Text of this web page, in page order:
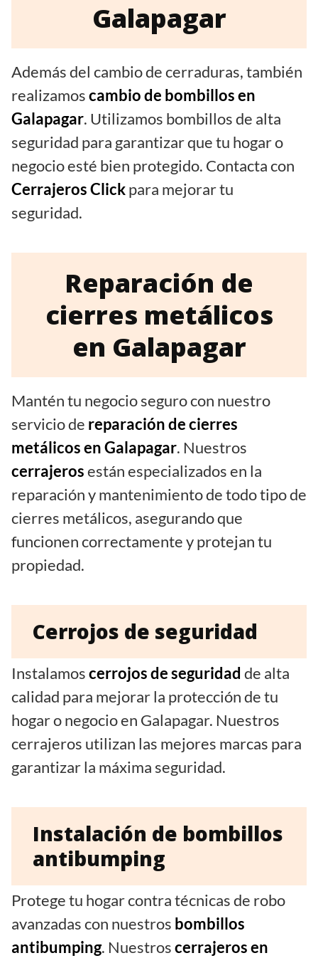
Galapagar
Además del cambio de cerraduras, también
realizamoscambio de bombillos en
Galapagar. Utilizamos bombillos de alta
seguridad para garantizar que tu hogar o
negocio esté bien protegido. Contacta con
Cerrajeros Clickpara mejorar tu
seguridad.
Reparación de
cierres metálicos
en Galapagar
Mantén tu negocio seguro con nuestro
servicio de reparación de cierres
metálicos en Galapagar. Nuestros
cerrajerosestán especializados en la
reparación y mantenimiento de todo tipo de
cierres metálicos, asegurando que
funcionen correctamente y protejan tu
propiedad.
Cerrojos de seguridad
Instalamoscerrojos de seguridad de alta
calidad para mejorar la protección de tu
hogar o negocio en Galapagar. Nuestros
cerrajeros utilizan las mejores marcas para
garantizar la máxima seguridad.
Instalación de bombillos
antibumping
Protege tu hogar contra técnicas de robo
avanzadas con nuestros bombillos
antibumping. Nuestroscerrajeros en